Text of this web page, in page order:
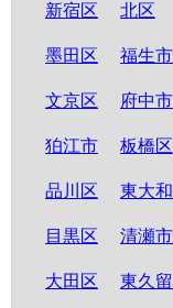
新宿区 北区
墨田区 福生市
文京区 府中市
狛江市 板橋区
品川区 東大
目黒区 清瀬市
大田区 東久